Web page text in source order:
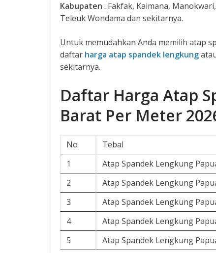
Kabupaten : Fakfak, Kaimana,
Teleuk Wondama dan sekitarnya.
Untuk memudahkan Anda memilih atap
daftar harga atap spandek lengkung
sekitarnya.
Daftar Harga Atap
Barat Per Meter
No Tebal
1
Atap Spandek Lengkung
2
Atap Spandek Lengkung
3
Atap Spandek Lengkung
4
Atap Spandek Lengkung
5
Atap Spandek Lengkung